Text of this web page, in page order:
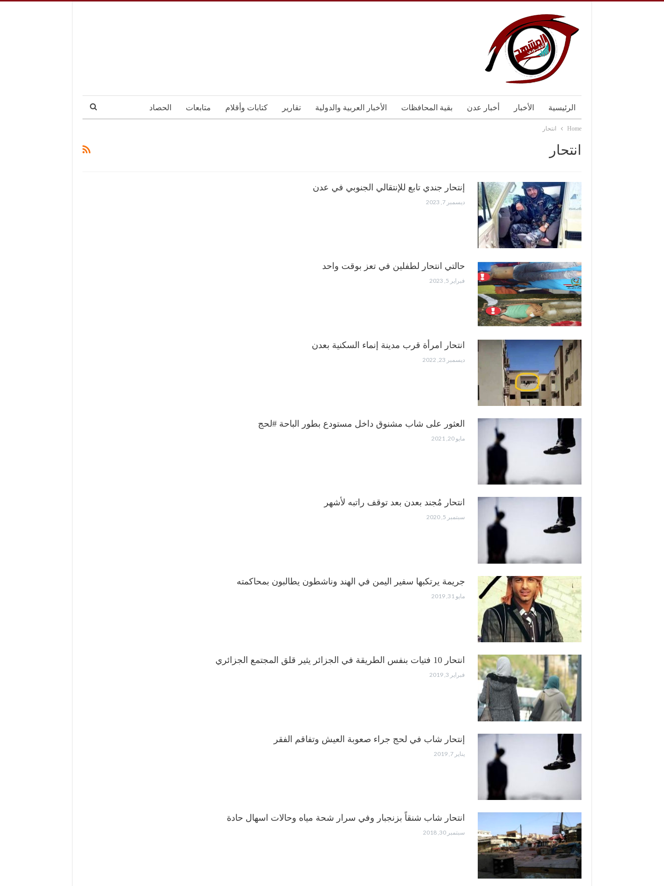
الرئيسية الأخبار أخبار عدن بقية المحافظات الأخبار العربية والدولية تقارير كتابات وأقلام متابعات الحصاد
Home انتحار
انتحار
إنتحار جندي تابع للإنتقالي الجنوبي في عدن
ديسمبر 7, 2023
حالتي انتحار لطفلين في تعز بوقت واحد
فبراير 5, 2023
انتحار امرأة قرب مدينة إنماء السكنية بعدن
ديسمبر 23, 2022
العثور على شاب مشنوق داخل مستودع بطور الباحة #لحج
مايو 20, 2021
انتحار مُجند بعدن بعد توقف راتبه لأشهر
سبتمبر 5, 2020
جريمة يرتكبها سفير اليمن في الهند وناشطون يطالبون بمحاكمته
مايو 31, 2019
انتحار 10 فتيات بنفس الطريقة في الجزائر يثير قلق المجتمع الجزائري
فبراير 3, 2019
إنتحار شاب في لحج جراء صعوبة العيش وتفاقم الفقر
يناير 7, 2019
انتحار شاب شنقاً بزنجبار وفي سرار شحة مياه وحالات اسهال حادة
سبتمبر 30, 2018